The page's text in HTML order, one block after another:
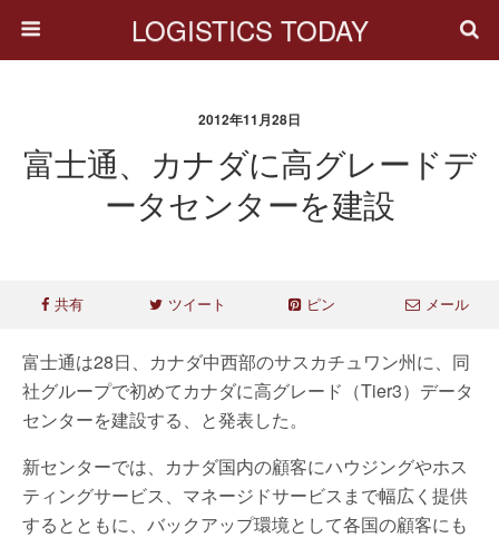
LOGISTICS TODAY
2012年11月28日
富士通、カナダに高グレードデ
ータセンターを建設
共有 ツイート ピン メール
富士通は28日、カナダ中西部のサスカチュワン州に、同
社グループで初めてカナダに高グレード（Tier3）データ
センターを建設する、と発表した。
新センターでは、カナダ国内の顧客にハウジングやホス
ティングサービス、マネージドサービスまで幅広く提供
するとともに、バックアップ環境として各国の顧客にも